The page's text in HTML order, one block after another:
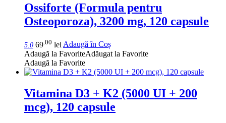
Ossiforte (Formula pentru
Osteoporoza), 3200 mg, 120 capsule
5.0 69 .00 lei Adaugă în Coș
Adaugă la FavoriteAdăugat la Favorite
Adaugă la Favorite
Vitamina D3 + K2 (5000 UI + 200
mcg), 120 capsule